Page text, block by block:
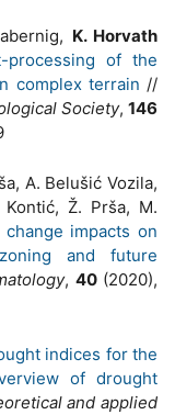
K. Horvath
processing of the
complex terrain //
Society,146
A. Belušić Vozila,
Ž. Prša, M.
change impacts on
and future
, 40(2020),
indices for the
of drought
and applied